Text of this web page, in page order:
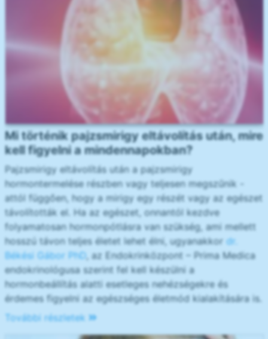
Mi történik pajzsmirigy eltávolítás után, mire
kell figyelni a mindennapokban?
Pajzsmirigy eltávolítás után a pajzsmirigy
hormontermelése részben vagy teljesen megszűnik -
attól függően, hogy a mirigy egy részét vagy az egészet
távolították el. Ha az egészet, onnantól kezdve
folyamatosan hormonpótlásra van szükség, ami mellett
hosszú távon teljes életet lehet élni, ugyanakkor dr.
Békési Gábor PhD
, az Endokrinközpont – Prima Medica
endokrinológusa szerint fel kell készülni a
hormonbeállítás alatti esetleges nehézségekre és
érdemes figyelni az egészséges életmód kialakítására is.
További részletek